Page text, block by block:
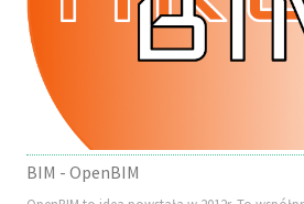
BIM - OpenBIM